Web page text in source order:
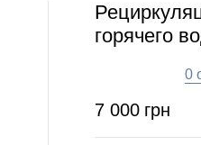
горячего
0
7 000 грн